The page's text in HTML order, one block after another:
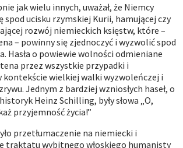
jak wielu innych, uważał, że Niemcy
spod ucisku rzymskiej Kurii, hamującej czy
rozwój niemieckich księstw, które –
– powinny się zjednoczyć i wyzwolić spod
Hasła o powiewie wolności odmieniane
przez wszystkie przypadki i
kontekście wielkiej walki wyzwoleńczej i
Jednym z bardziej wzniosłych haseł, o
Heinz Schilling, były słowa „O,
przyjemność życia!”
przetłumaczenie na niemiecki i
traktatu wybitnego włoskiego humanisty